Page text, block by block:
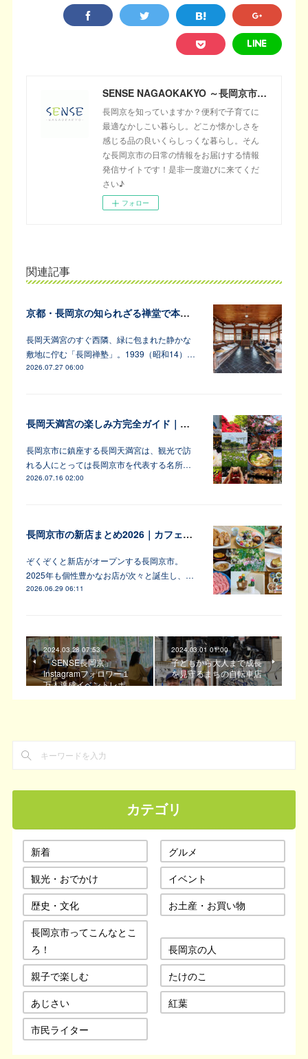
SENSE NAGAOKAKYO ～長岡京市のサブサイト～
長岡京を知っていますか？便利で子育てに
最適なかしこい暮らし。どこか懐かしさを
感じる品の良いくらしっくな暮らし。そん
な長岡京市の日常の情報をお届けする情報
発信サイトです！是非一度遊びに来てくだ
さい♪
フォロー
関連記事
京都・長岡京の知られざる禅堂で本格的な坐禅体験
長岡天満宮のすぐ西隣、緑に包まれた静かな
敷地に佇む「長岡禅塾」。1939（昭和14）…
2026.07.27 06:00
長岡天満宮の楽しみ方完全ガイド｜アンバサダーが教えます！
長岡京市に鎮座する長岡天満宮は、観光で訪
れる人にとっては長岡京市を代表する名所…
2026.07.16 02:00
長岡京市の新店まとめ2026｜カフェ・居酒屋・韓国料理など注目6軒
ぞくぞくと新店がオープンする長岡京市。
2025年も個性豊かなお店が次々と誕生し、…
2026.06.29 06:11
2024.03.28 07:53
「SENSE長岡京」
Instagramフォロワー１
万人達成イベントレポ…
2024.03.01 01:00
子どもから大人まで成長
を見守るまちの自転車店
カテゴリ
新着
グルメ
観光・おでかけ
イベント
歴史・文化
お土産・お買い物
長岡京市ってこんなとこ
ろ！
長岡京の人
親子で楽しむ
たけのこ
あじさい
紅葉
市民ライター